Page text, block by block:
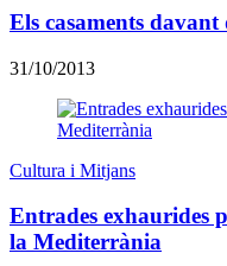
Els casaments
31/10/2013
Cultura i Mitjans
Entrades exhaurides
la Mediterrània